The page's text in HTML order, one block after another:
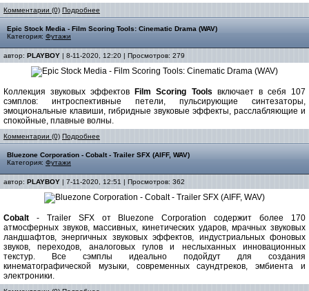
Комментарии (0) Подробнее
Epic Stock Media - Film Scoring Tools: Cinematic Drama (WAV)
Категория: Футажи
автор: PLAYBOY | 8-11-2020, 12:20 | Просмотров: 279
Коллекция звуковых эффектов Film Scoring Tools включает в себя 107
сэмплов: интроспективные петели, пульсирующие синтезаторы,
эмоциональные клавиши, гибридные звуковые эффекты, расслабляющие и
спокойные, плавные волны.
Комментарии (0) Подробнее
Bluezone Corporation - Cobalt - Trailer SFX (AIFF, WAV)
Категория: Футажи
автор: PLAYBOY | 7-11-2020, 12:51 | Просмотров: 362
Cobalt - Trailer SFX от Bluezone Corporation содержит более 170
атмосферных звуков, массивных, кинетических ударов, мрачных звуковых
ландшафтов, энергичных звуковых эффектов, индустриальных фоновых
звуков, переходов, аналоговых гулов и неслыханных инновационных
текстур. Все сэмплы идеально подойдут для создания
кинематографической музыки, современных саундтреков, эмбиента и
электроники.